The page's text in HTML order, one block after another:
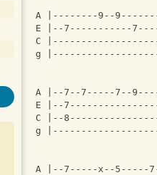
A |--------9--
E |--7-----------
C
g
A |--7--7-----7--
E |--
C |--
g
A |--7-----x--5-----